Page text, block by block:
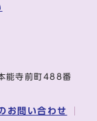
能寺前町488番
お問い合わせ